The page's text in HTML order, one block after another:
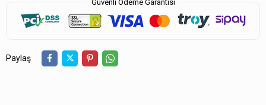
Güvenli Ödeme Garantisi
Paylaş